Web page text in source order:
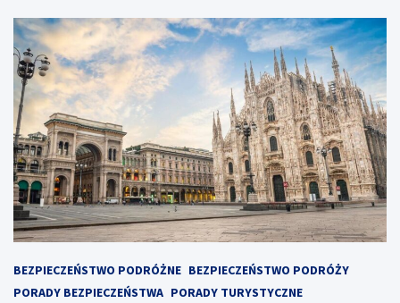
BEZPIECZEŃSTWO PODRÓŻNE BEZPIECZEŃSTWO PODRÓŻY
PORADY BEZPIECZEŃSTWA PORADY TURYSTYCZNE